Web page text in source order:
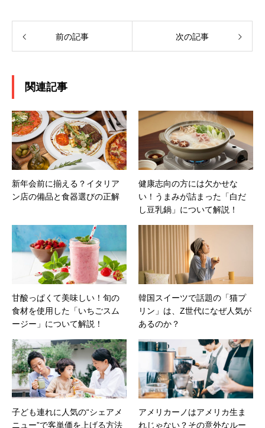
前の記事 次の記事
関連記事
新年会前に揃える？イタリア
ン店の備品と食器選びの正解
健康志向の方には欠かせな
い！うまみが詰まった「白だ
し豆乳鍋」について解説！
甘酸っぱくて美味しい！旬の
食材を使用した「いちごスム
ージー」について解説！
韓国スイーツで話題の「猫プ
リン」は、Z世代になぜ人気が
あるのか？
子ども連れに人気の“シェアメ
ニュー”で客単価を上げる方法
アメリカーノはアメリカ生ま
れじゃない？その意外なルー